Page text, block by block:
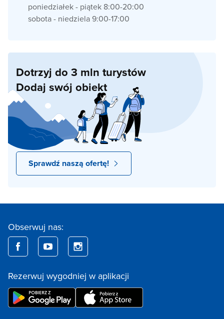
poniedziałek - piątek 8:00-20:00
sobota - niedziela 9:00-17:00
Dotrzyj do 3 mln turystów
Dodaj swój obiekt
Sprawdź naszą ofertę!
Obserwuj nas:
Rezerwuj wygodniej w aplikacji